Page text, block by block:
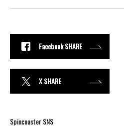
Facebook SHARE
X SHARE
Spincoaster SNS